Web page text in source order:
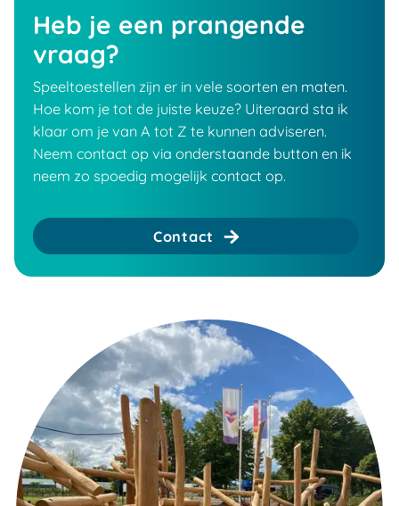
Heb je een prangende
vraag?
Speeltoestellen zijn er in vele soorten en maten.
Hoe kom je tot de juiste keuze? Uiteraard sta ik
klaar om je van A tot Z te kunnen adviseren.
Neem contact op via onderstaande button en ik
neem zo spoedig mogelijk contact op.
Contact